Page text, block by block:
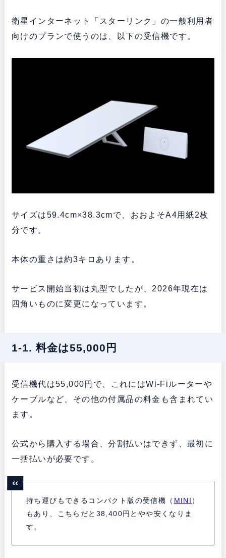
衛星インターネット「スターリンク」の一般利用者
向けのプランで使うのは、以下の受信機です。
サイズは59.4cm×38.3cmで、おおよそA4用紙2枚
分です。
本体の重さは約3キロあります。
サービス開始当初は丸型でしたが、2026年現在は
四角いものに変更になっています。
1-1. 料金は55,000円
受信機代は55,000円で、これにはWi-Fiルーターや
ケーブルなど、その他の付属品の料金も含まれてい
ます。
公式から購入する場合、分割払いはできず、最初に
一括払いが必要です。
持ち運びもできるコンパクト版の受信機（ MINI ）
もあり、こちらだと38,400円とやや安くなりま
す。